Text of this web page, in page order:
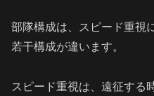
部隊構成は、スピード重視
若干構成が違います。
スピード重視は、遠征する